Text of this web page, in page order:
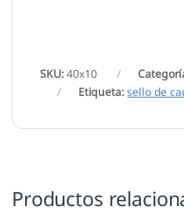
SKU:40x10
Etiqueta:sello de
Productos